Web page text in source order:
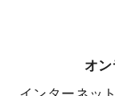
オ